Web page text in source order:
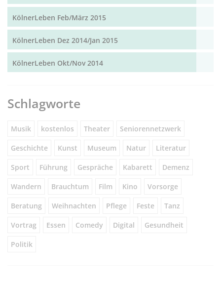
KölnerLeben Feb/März 2015
KölnerLeben Dez 2014/Jan 2015
KölnerLeben Okt/Nov 2014
Schlagworte
Musik kostenlos Theater Seniorennetzwerk
Geschichte Kunst Museum Natur Literatur
Sport Führung Gespräche Kabarett Demenz
Wandern Brauchtum Film Kino Vorsorge
Beratung Weihnachten Pflege Feste Tanz
Vortrag Essen Comedy Digital Gesundheit
Politik